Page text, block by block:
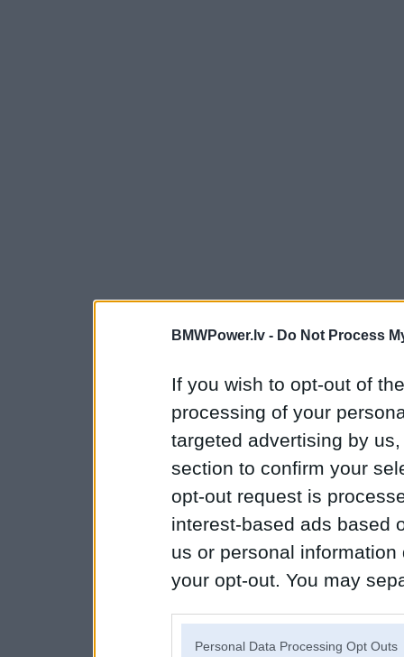
BMWPower.lv - Do Not Process
If you wish to opt-out of
processing of your
targeted advertising by
section to confirm your
opt-out request is
interest-based ads based
us or personal
your opt-out. You may
Personal Data Processing Opt Outs